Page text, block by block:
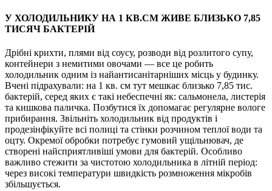
У ХОЛОДИЛЬНИКУ НА 1 КВ.СМ ЖИВЕ БЛИЗЬКО 7,85
ТИСЯЧ БАКТЕРІЙ
Дрібні крихти, плями від соусу, розводи від розлитого супу,
контейнери з немитими овочами — все це робить
холодильник одним із найантисанітарніших місць у будинку.
Вчені підрахували: на 1 кв. см тут мешкає близько 7,85 тис.
бактерій, серед яких є такі небеспечні як: сальмонела, листерія
та кишкова паличка. Позбутися їх допомагає регулярне вологе
прибирання. Звільніть холодильник від продуктів і
продезінфікуйте всі полиці та стінки розчином теплої води та
оцту. Окремої обробки потребує гумовий ущільнювач, де
створені найсприятливіші умови для бактерій. Особливо
важливо стежити за чистотою холодильника в літній період:
через високі температури швидкість розмноження мікробів
збільшується.